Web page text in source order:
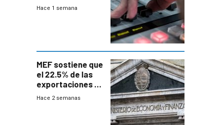
Hace 1 semana
MEF sostiene que
el 22.5% de las
exportaciones a
EE.UU se verán
Hace 2 semanas